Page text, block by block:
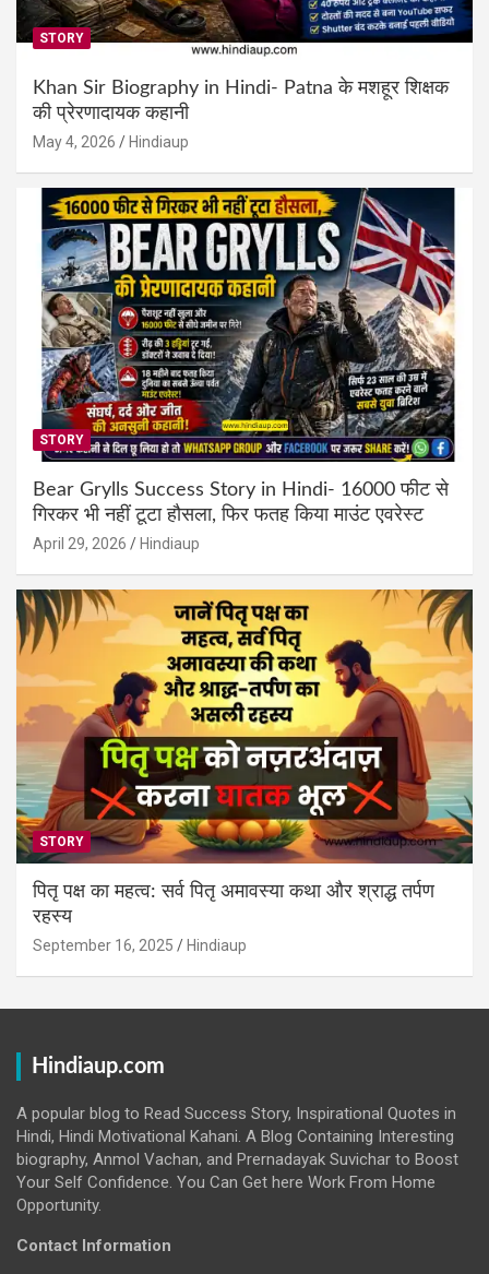
STORY
Khan Sir Biography in Hindi- Patna के मशहूर शिक्षक
की प्रेरणादायक कहानी
May 4, 2026 Hindiaup
STORY
Bear Grylls Success Story in Hindi- 16000 फीट से
गिरकर भी नहीं टूटा हौसला, फिर फतह किया माउंट एवरेस्ट
April 29, 2026 Hindiaup
STORY
पितृ पक्ष का महत्व: सर्व पितृ अमावस्या कथा और श्राद्ध तर्पण
रहस्य
September 16, 2025 Hindiaup
Hindiaup.com
A popular blog to Read Success Story, Inspirational Quotes in
Hindi, Hindi Motivational Kahani. A Blog Containing Interesting
biography, Anmol Vachan, and Prernadayak Suvichar to Boost
Your Self Confidence. You Can Get here Work From Home
Opportunity.
Contact Information